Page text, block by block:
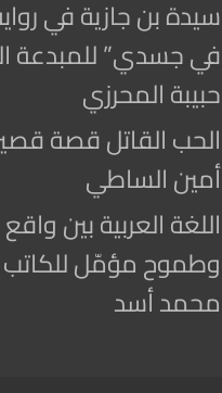
سيدة بن جازية في
في جسدي” للمبدعة
حبيبة المحرزي
الحب القاتل قصة
أمين الساطي
اللغة العربية بين
وطموح مؤمّل
محمد أسد